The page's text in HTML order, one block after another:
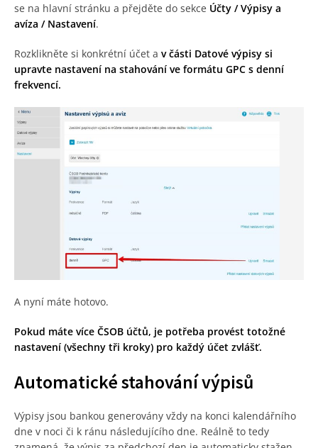
se na hlavní stránku a přejděte do sekce Účty / Výpisy a
avíza / Nastavení.
Rozklikněte si konkrétní účet a v části Datové výpisy si
upravte nastavení na stahování ve formátu GPC s denní
frekvencí.
A nyní máte hotovo.
Pokud máte více ČSOB účtů, je potřeba provést totožné
nastavení (všechny tři kroky) pro každý účet zvlášť.
Automatické stahování výpisů
Výpisy jsou bankou generovány vždy na konci kalendářního
dne v noci či k ránu následujícího dne. Reálně to tedy